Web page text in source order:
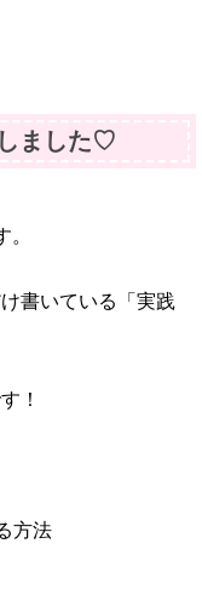
ました♡
書いている「実践
！
方法